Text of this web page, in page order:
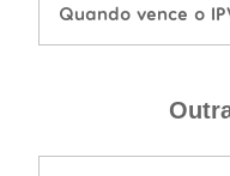
Quando vence o